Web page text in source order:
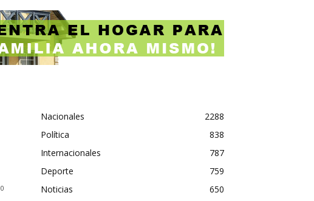
0
Nacionales
2288
Política
838
Internacionales
787
Deporte
759
Noticias
650